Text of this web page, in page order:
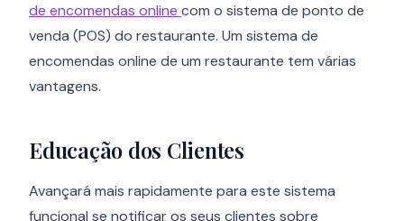
de encomendas online com o sistema de ponto de
venda (POS) do restaurante. Um sistema de
encomendas online de um restaurante tem várias
vantagens.
Educação dos Clientes
Avançará mais rapidamente para este sistema
funcional se notificar os seus clientes sobre